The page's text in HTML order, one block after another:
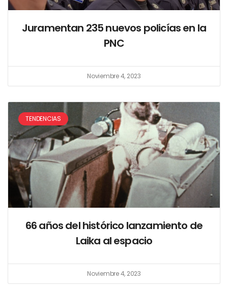
Juramentan 235 nuevos policías en la
PNC
Noviembre 4, 2023
TENDENCIAS
66 años del histórico lanzamiento de
Laika al espacio
Noviembre 4, 2023